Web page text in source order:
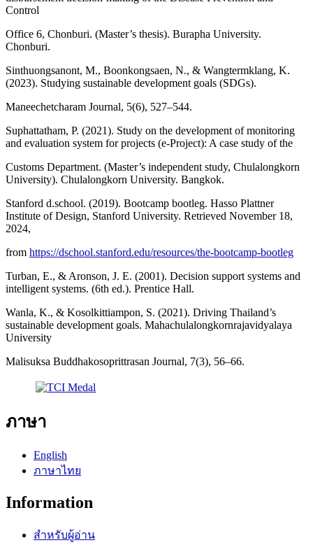
Control
Office 6, Chonburi. (Master’s thesis). Burapha University.
Chonburi.
Sinthuongsanont, M., Boonkongsaen, N., & Wangtermklang, K.
(2023). Studying sustainable development goals (SDGs).
Maneechetcharam Journal, 5(6), 527–544.
Suphattatham, P. (2021). Study on the development of monitoring
and evaluation system for projects (e-Project): A case study of the
Customs Department. (Master’s independent study, Chulalongkorn
University). Chulalongkorn University. Bangkok.
Stanford d.school. (2019). Bootcamp bootleg. Hasso Plattner
Institute of Design, Stanford University. Retrieved November 18,
2024,
from https://dschool.stanford.edu/resources/the-bootcamp-bootleg
Turban, E., & Aronson, J. E. (2001). Decision support systems and
intelligent systems. (6th ed.). Prentice Hall.
Wanla, K., & Kosolkittiampon, S. (2021). Driving Thailand’s
sustainable development goals. Mahachulalongkornrajavidyalaya
University
Malisuksa Buddhakosoprittrasan Journal, 7(3), 56–66.
ภาษา
English
ภาษาไทย
Information
สำหรับผู้อ่าน